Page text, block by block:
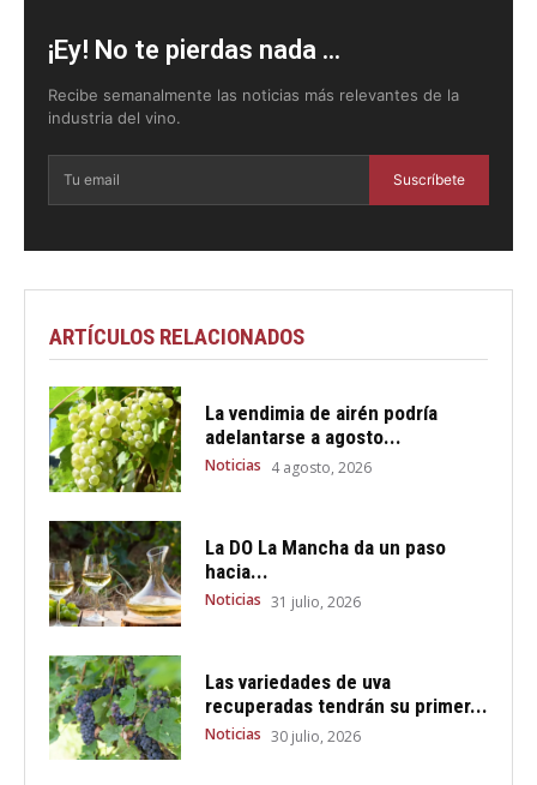
¡Ey! No te pierdas nada ...
Recibe semanalmente las noticias más relevantes de la
industria del vino.
Suscríbete
ARTÍCULOS RELACIONADOS
La vendimia de airén podría
adelantarse a agosto...
Noticias 4 agosto, 2026
La DO La Mancha da un paso
hacia...
Noticias 31 julio, 2026
Las variedades de uva
recuperadas tendrán su primer...
Noticias 30 julio, 2026